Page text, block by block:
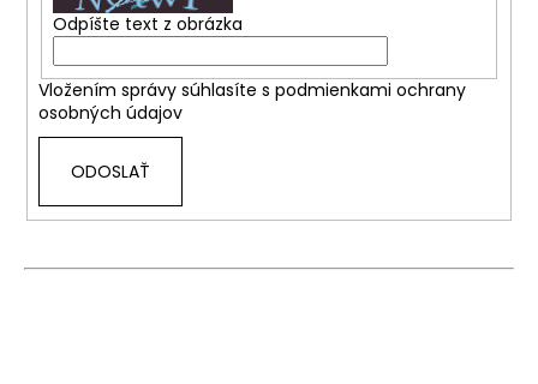
Odpíšte text z obrázka
Vložením správy súhlasíte s podmienkami ochrany
osobných údajov
ODOSLAŤ